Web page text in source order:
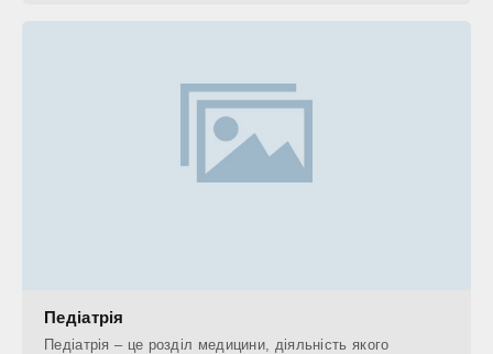
Педіатрія
Педіатрія – це розділ медицини, діяльність якого